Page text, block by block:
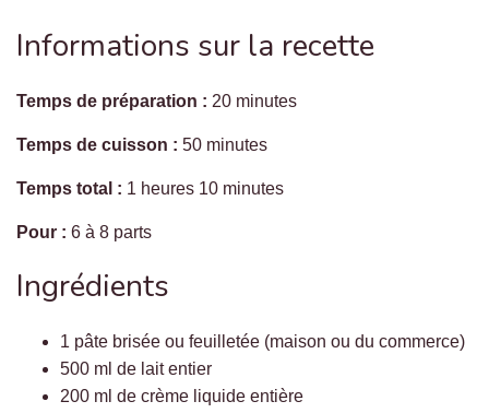
Informations sur la recette
Temps de préparation : 20 minutes
Temps de cuisson : 50 minutes
Temps total : 1 heures 10 minutes
Pour : 6 à 8 parts
Ingrédients
1 pâte brisée ou feuilletée (maison ou du commerce)
500 ml de lait entier
200 ml de crème liquide entière